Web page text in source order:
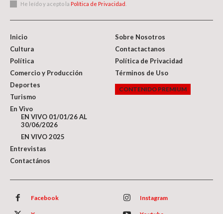
He leído y acepto la Política de Privacidad
Inicio
Cultura
Política
Comercio y Producción
Deportes
Turismo
En Vivo
EN VIVO 01/01/26 AL
30/06/2026
EN VIVO 2025
Entrevistas
Contactános
Sobre Nosotros
Contactactanos
Política de Privacidad
Términos de Uso
CONTENIDO PREMIUM
Facebook Instagram